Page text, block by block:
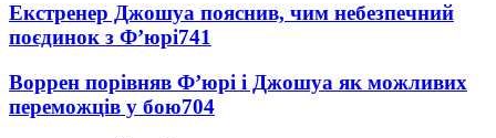
Екстренер Джошуа пояснив, чим небезпечний
поєдинок з Ф’юрі741
Воррен порівняв Ф’юрі і Джошуа як можливих
переможців у бою704